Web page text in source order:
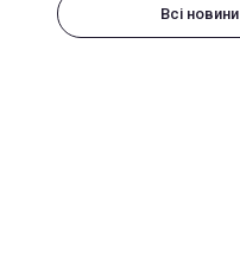
Всі новини